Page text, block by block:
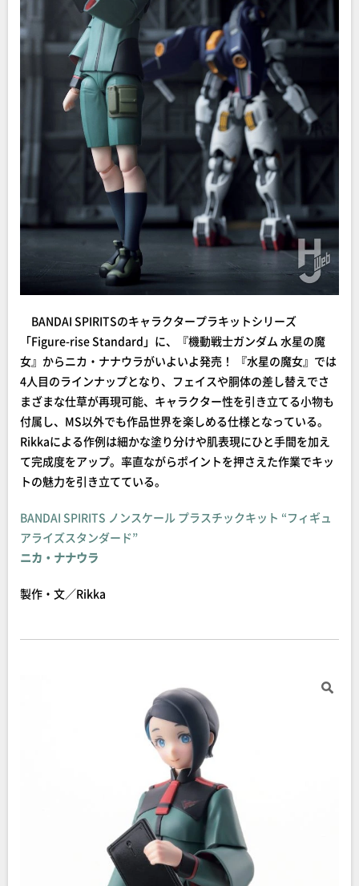
BANDAI SPIRITSのキャラクタープラキットシリーズ
「Figure-rise Standard」に、『機動戦士ガンダム 水星の魔
女』からニカ・ナナウラがいよいよ発売！ 『水星の魔女』では
4人目のラインナップとなり、フェイスや胴体の差し替えでさ
まざまな仕草が再現可能、キャラクター性を引き立てる小物も
付属し、MS以外でも作品世界を楽しめる仕様となっている。
Rikkaによる作例は細かな塗り分けや肌表現にひと手間を加え
て完成度をアップ。率直ながらポイントを押さえた作業でキッ
トの魅力を引き立てている。
BANDAI SPIRITS ノンスケール プラスチックキット “フィギュ
アライズスタンダード”
ニカ・ナナウラ
製作・文／Rikka